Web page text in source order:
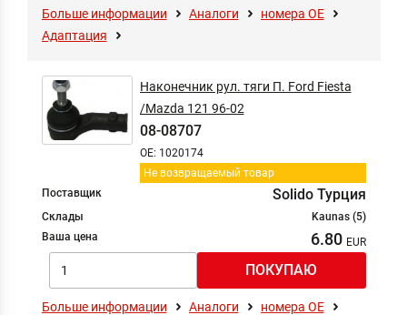
Больше информации Аналоги
номера ОЕ
Адаптация
Не возвращаемый товар
Наконечник рул. тяги П. Ford Fiesta
/Mazda 121 96-02
08-08707
OE: 1020174
Поставщик Solido Турция
Склады
Kaunas (5)
Ваша цена
6.80
Больше информации Аналоги
номера ОЕ